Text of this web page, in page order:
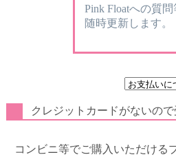
Pink Floatへの質
随時更新します。
クレジットカードがないの
コンビニ等でご購入いただける